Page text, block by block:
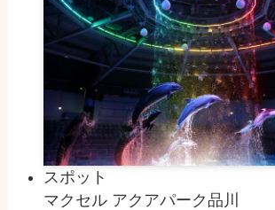
スポット
マクセル アクアパーク品川